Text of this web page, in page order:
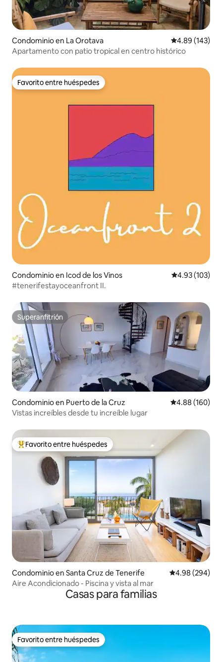
Condominio en La Orotava Calificación
4.89 (143)
Apartamento con patio tropical en centro histórico
Favorito entre huéspedes
Favorito entre huéspedes
Condominio en Icod de los Vinos Calificación
4.93 (103)
#tenerifestayoceanfront II.
Superanfitrión
Superanfitrión
Condominio en Puerto de la Cruz Calificación
4.88 (160)
Vistas increíbles desde tu increíble lugar
De los mejores en Favorito entre huéspedes
Favorito entre huéspedes
Condominio en Santa Cruz de Tenerife Calificación
4.98 (294)
Aire Acondicionado - Piscina y vista al mar
Casas para familias
Favorito entre huéspedes
Favorito entre huéspedes